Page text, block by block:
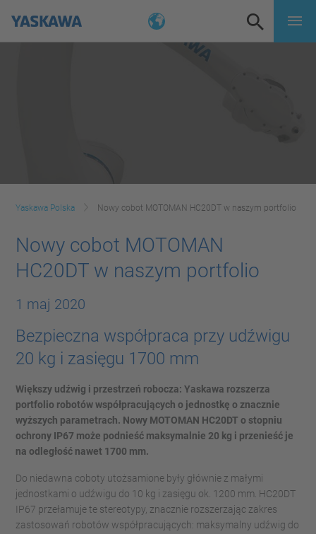
Yaskawa Polska Nowy cobot MOTOMAN HC20DT w naszym portfolio
Nowy cobot MOTOMAN
HC20DT w naszym portfolio
1 maj 2020
Bezpieczna współpraca przy udźwigu
20 kg i zasięgu 1700 mm
Większy udźwig i przestrzeń robocza: Yaskawa rozszerza
portfolio robotów współpracujących o jednostkę o znacznie
wyższych parametrach. Nowy MOTOMAN HC20DT o stopniu
ochrony IP67 może podnieść maksymalnie 20 kg i przenieść je
na odległość nawet 1700 mm.
Do niedawna coboty utożsamione były głównie z małymi
jednostkami o udźwigu do 10 kg i zasięgu ok. 1200 mm. HC20DT
IP67 przełamuje te stereotypy, znacznie rozszerzając zakres
zastosowań robotów współpracujących: maksymalny udźwig do